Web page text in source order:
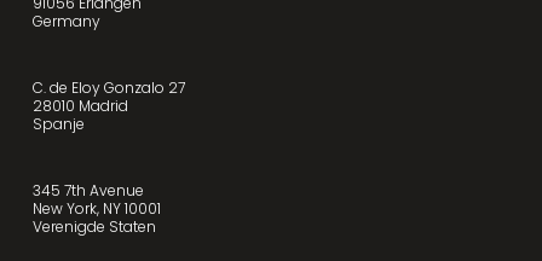
Germany
C. de Eloy Gonzalo 27
28010 Madrid
Spanje
345 7th Avenue
New York, NY 10001
Verenigde Staten